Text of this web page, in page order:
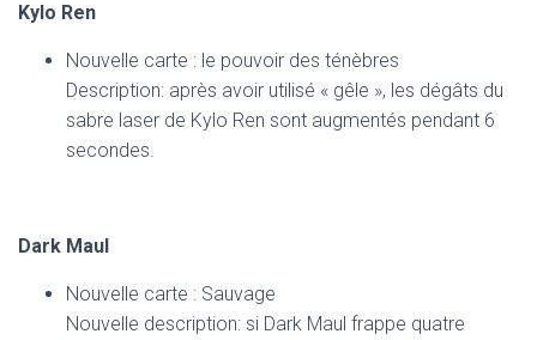
Kylo Ren
Nouvelle carte : le pouvoir des ténèbres
Description: après avoir utilisé « gêle », les dégâts du
sabre laser de Kylo Ren sont augmentés pendant 6
secondes.
Dark Maul
Nouvelle carte : Sauvage
Nouvelle description: si Dark Maul frappe quatre